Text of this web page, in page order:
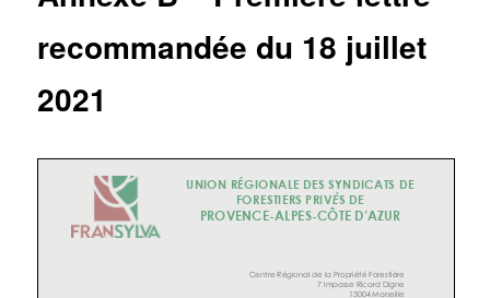
recommandée du 18 juillet
2021
UNION RÉGIONALE DES SYNDICATS DE
FORESTIERS PRIVÉS DE
PROVENCE ALPES- CÔTE D’AZUR
Centre Régional de la Propriété Forestière
7 Impasse Ricard Digne
13004 Marseille